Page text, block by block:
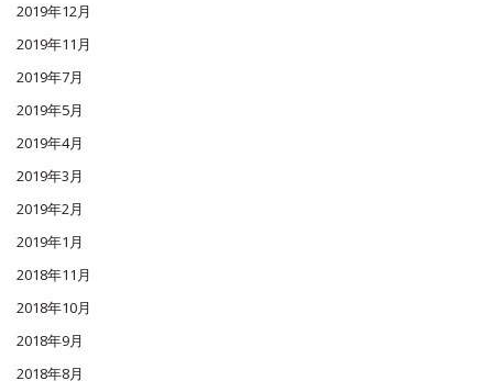
2019年12月
2019年11月
2019年7月
2019年5月
2019年4月
2019年3月
2019年2月
2019年1月
2018年11月
2018年10月
2018年9月
2018年8月